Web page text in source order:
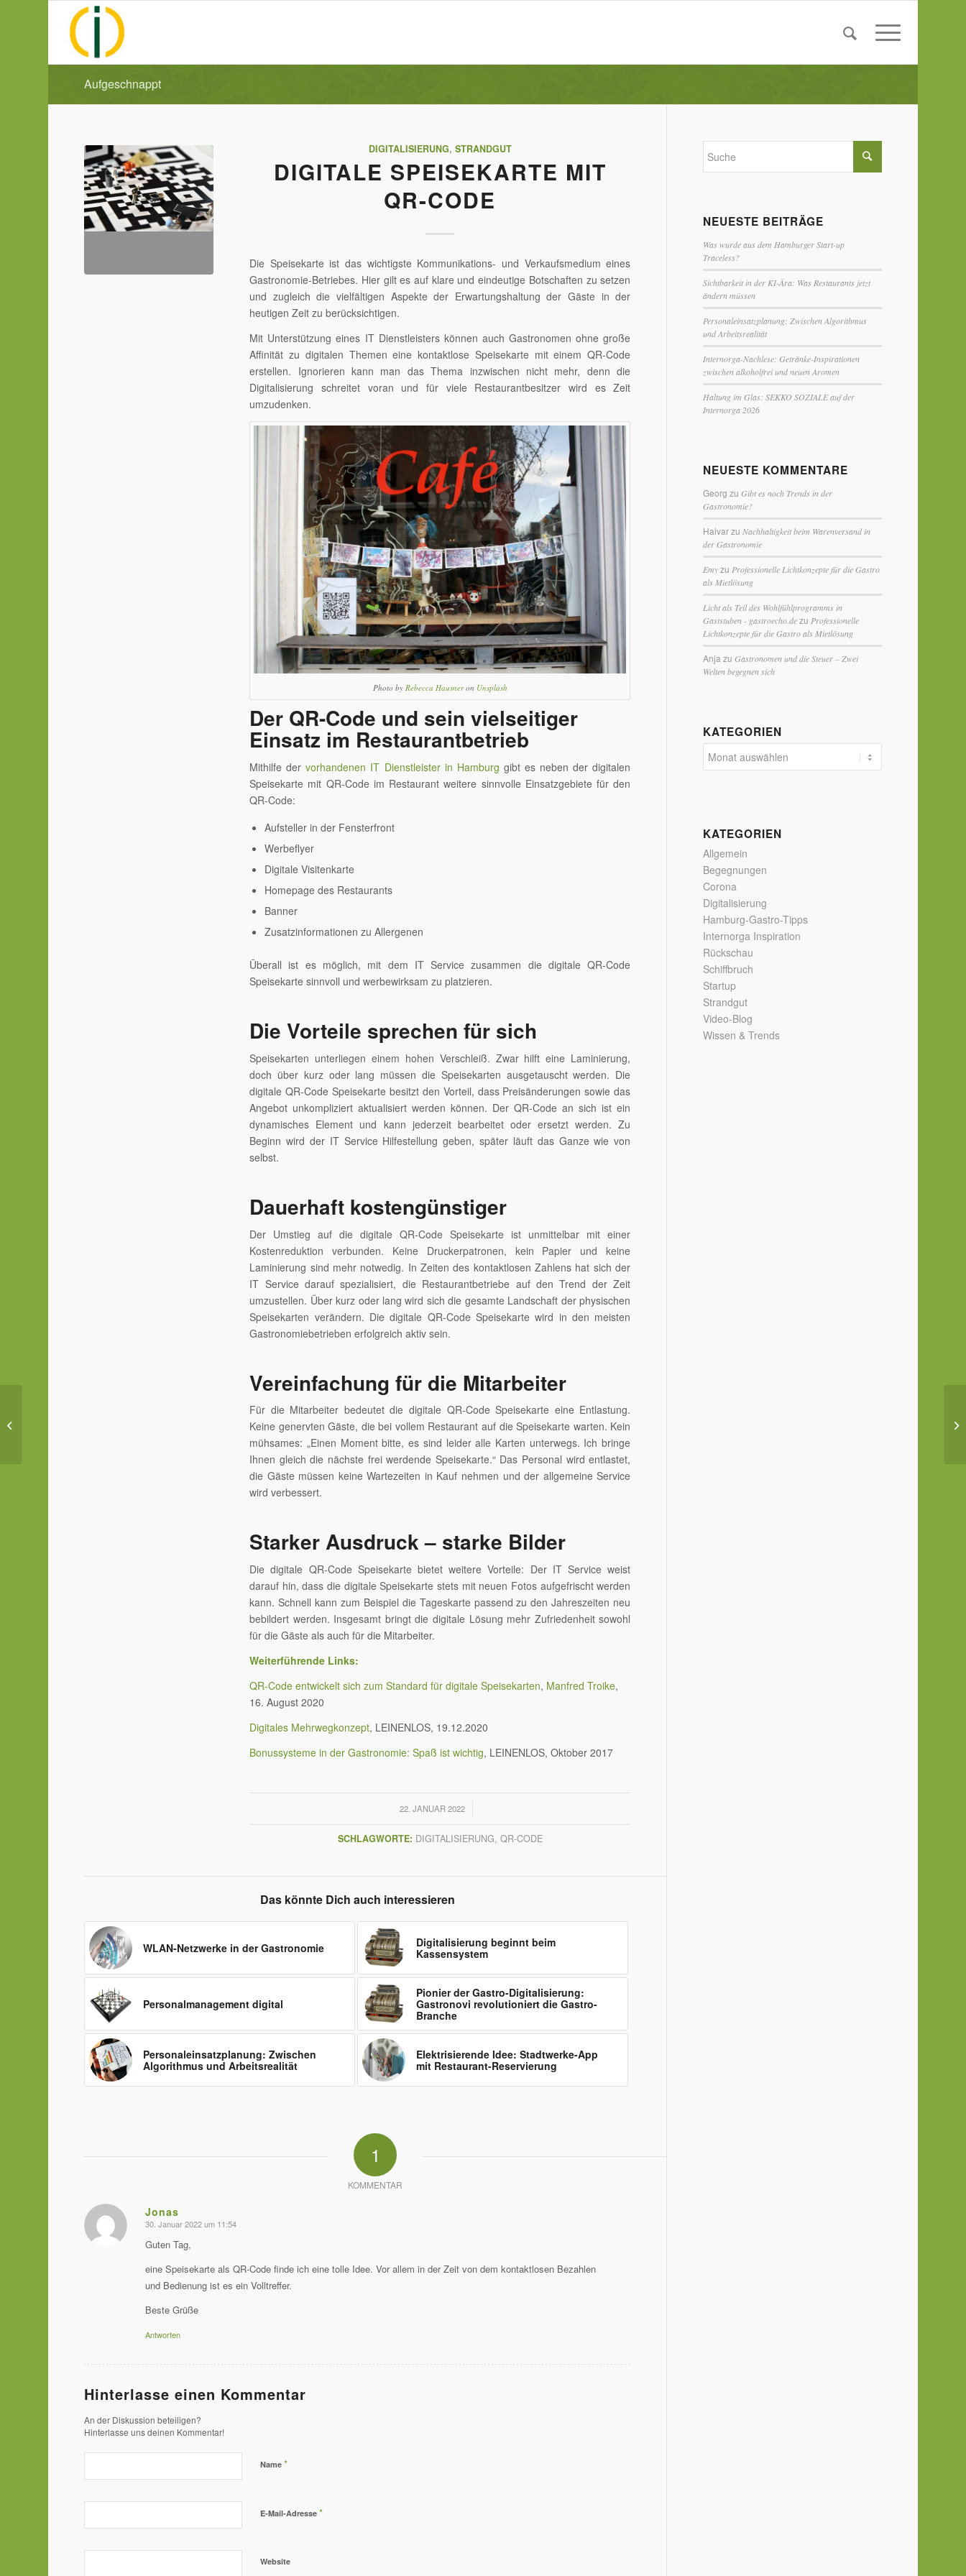
Aufgeschnappt
DIGITALISIERUNG, STRANDGUT
DIGITALE SPEISEKARTE MIT
QR-CODE
Die Speisekarte ist das wichtigste Kommunikations- und Verkaufsmedium eines
Gastronomie-Betriebes. Hier gilt es auf klare und eindeutige Botschaften zu setzen
und zugleich die vielfältigen Aspekte der Erwartungshaltung der Gäste in der
heutigen Zeit zu berücksichtigen.
Mit Unterstützung eines IT Dienstleisters können auch Gastronomen ohne große
Affinität zu digitalen Themen eine kontaktlose Speisekarte mit einem QR-Code
erstellen. Ignorieren kann man das Thema inzwischen nicht mehr, denn die
Digitalisierung schreitet voran und für viele Restaurantbesitzer wird es Zeit
umzudenken.
Photo by Rebecca Hausneron Unsplash
Der QR-Code und sein vielseitiger
Einsatz im Restaurantbetrieb
Mithilfe dervorhandenen IT Dienstleister in Hamburg gibt es neben der digitalen
Speisekarte mit QR-Code im Restaurant weitere sinnvolle Einsatzgebiete für den
QR-Code:
Aufsteller in der Fensterfront
Werbeflyer
Digitale Visitenkarte
Homepage des Restaurants
Banner
Zusatzinformationen zu Allergenen
Überall ist es möglich, mit dem IT Service zusammen die digitale QR-Code
Speisekarte sinnvoll und werbewirksam zu platzieren.
Die Vorteile sprechen für sich
Speisekarten unterliegen einem hohen Verschleiß. Zwar hilft eine Laminierung,
doch über kurz oder lang müssen die Speisekarten ausgetauscht werden. Die
digitale QR-Code Speisekarte besitzt den Vorteil, dass Preisänderungen sowie das
Angebot unkompliziert aktualisiert werden können. Der QR-Code an sich ist ein
dynamisches Element und kann jederzeit bearbeitet oder ersetzt werden. Zu
Beginn wird der IT Service Hilfestellung geben, später läuft das Ganze wie von
selbst.
Dauerhaft kostengünstiger
Der Umstieg auf die digitale QR-Code Speisekarte ist unmittelbar mit einer
Kostenreduktion verbunden. Keine Druckerpatronen, kein Papier und keine
Laminierung sind mehr notwedig. In Zeiten des kontaktlosen Zahlens hat sich der
IT Service darauf spezialisiert, die Restaurantbetriebe auf den Trend der Zeit
umzustellen. Über kurz oder lang wird sich die gesamte Landschaft der physischen
Speisekarten verändern. Die digitale QR-Code Speisekarte wird in den meisten
Gastronomiebetrieben erfolgreich aktiv sein.
Vereinfachung für die Mitarbeiter
Für die Mitarbeiter bedeutet die digitale QR-Code Speisekarte eine Entlastung.
Keine genervten Gäste, die bei vollem Restaurant auf die Speisekarte warten. Kein
mühsames: „Einen Moment bitte, es sind leider alle Karten unterwegs. Ich bringe
Ihnen gleich die nächste frei werdende Speisekarte.“ Das Personal wird entlastet,
die Gäste müssen keine Wartezeiten in Kauf nehmen und der allgemeine Service
wird verbessert.
Starker Ausdruck – starke Bilder
Die digitale QR-Code Speisekarte bietet weitere Vorteile: Der IT Service weist
darauf hin, dass die digitale Speisekarte stets mit neuen Fotos aufgefrischt werden
kann. Schnell kann zum Beispiel die Tageskarte passend zu den Jahreszeiten neu
bebildert werden. Insgesamt bringt die digitale Lösung mehr Zufriedenheit sowohl
für die Gäste als auch für die Mitarbeiter.
Weiterführende Links:
QR-Code entwickelt sich zum Standard für digitale Speisekarten, Manfred Troike,
16. August 2020
Digitales Mehrwegkonzept, LEINENLOS, 19.12.2020
Bonussysteme in der Gastronomie: Spaß ist wichtig, LEINENLOS, Oktober 2017
22. JANUAR 2022
/
SCHLAGWORTE: DIGITALISIERUNG, QR-CODE
Das könnte Dich auch interessieren
WLAN-Netzwerke in der Gastronomie
Digitalisierung beginnt beim
Kassensystem
Personalmanagement digital
Pionier der Gastro-Digitalisierung:
Gastronovi revolutioniert die Gastro-
Branche
Personaleinsatzplanung: Zwischen
Algorithmus und Arbeitsrealität
Elektrisierende Idee: Stadtwerke-App
mit Restaurant-Reservierung
1
KOMMENTAR
Jonas
sagte:
30. Januar 2022 um 11:54
Guten Tag,
eine Speisekarte als QR-Code finde ich eine tolle Idee. Vor allem in der Zeit von dem kontaktlosen Bezahlen
und Bedienung ist es ein Volltreffer.
Beste Grüße
Antworten
Hinterlasse einen Kommentar
An der Diskussion beteiligen?
Hinterlasse uns deinen Kommentar!
Name*
E-Mail-Adresse*
Website
NEUESTE BEITRÄGE
Was wurde aus dem Hamburger Start-up
Traceless?
Sichtbarkeit in der KI-Ära: Was Restaurants jetzt
ändern müssen
Personaleinsatzplanung: Zwischen Algorithmus
und Arbeitsrealität
Internorga-Nachlese: Getränke-Inspirationen
zwischen alkoholfrei und neuen Aromen
Haltung im Glas: SEKKO SOZIALE auf der
Internorga 2026
NEUESTE KOMMENTARE
Georg zuGibt es noch Trends in der
Gastronomie?
Halvarzu Nachhaltigkeit beim Warenversand in
der Gastronomie
Emyzu Professionelle Lichtkonzepte für die Gastro
als Mietlösung
Licht als Teil des Wohlfühlprogramms in
Gaststuben - gastroecho.dezu Professionelle
Lichtkonzepte für die Gastro als Mietlösung
Anja zuGastronomen und die Steuer – Zwei
Welten begegnen sich
KATEGORIEN
KATEGORIEN
Allgemein
Begegnungen
Corona
Digitalisierung
Hamburg-Gastro-Tipps
Internorga Inspiration
Rückschau
Schiffbruch
Startup
Strandgut
Video-Blog
Wissen & Trends